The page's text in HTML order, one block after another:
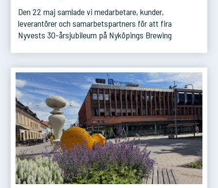
Den 22 maj samlade vi medarbetare, kunder,
leverantörer och samarbetspartners för att fira
Nyvests 30-årsjubileum på Nyköpings Brewing